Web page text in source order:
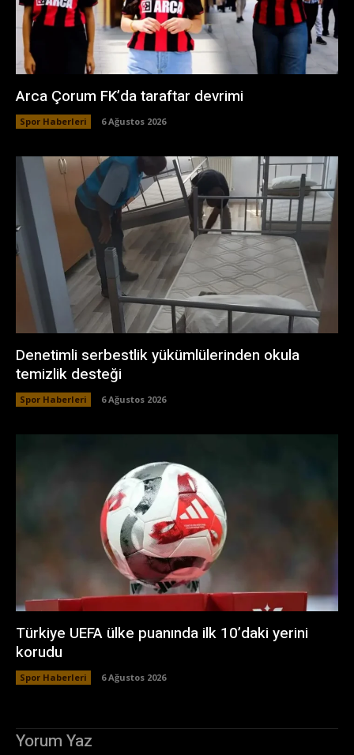
Arca Çorum FK’da taraftar devrimi
Spor Haberleri 6 Ağustos 2026
Denetimli serbestlik yükümlülerinden okula
temizlik desteği
Spor Haberleri 6 Ağustos 2026
Türkiye UEFA ülke puanında ilk 10’daki yerini
korudu
Spor Haberleri 6 Ağustos 2026
Yorum Yaz